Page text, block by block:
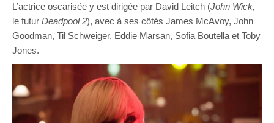
L’actrice oscarisée y est dirigée par David Leitch (John Wick,
le futur Deadpool 2), avec à ses côtés James McAvoy, John
Goodman, Til Schweiger, Eddie Marsan, Sofia Boutella et Toby
Jones.